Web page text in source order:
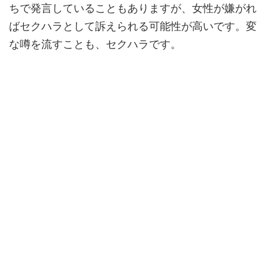
ちで発言していることもありますが、女性が嫌がれ
ばセクハラとして訴えられる可能性が高いです。変
な噂を流すことも、セクハラです。